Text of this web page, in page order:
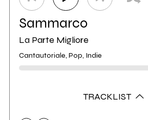
Sammarco
La Parte Migliore
Cantautoriale, Pop, Indie
TRACKLIST